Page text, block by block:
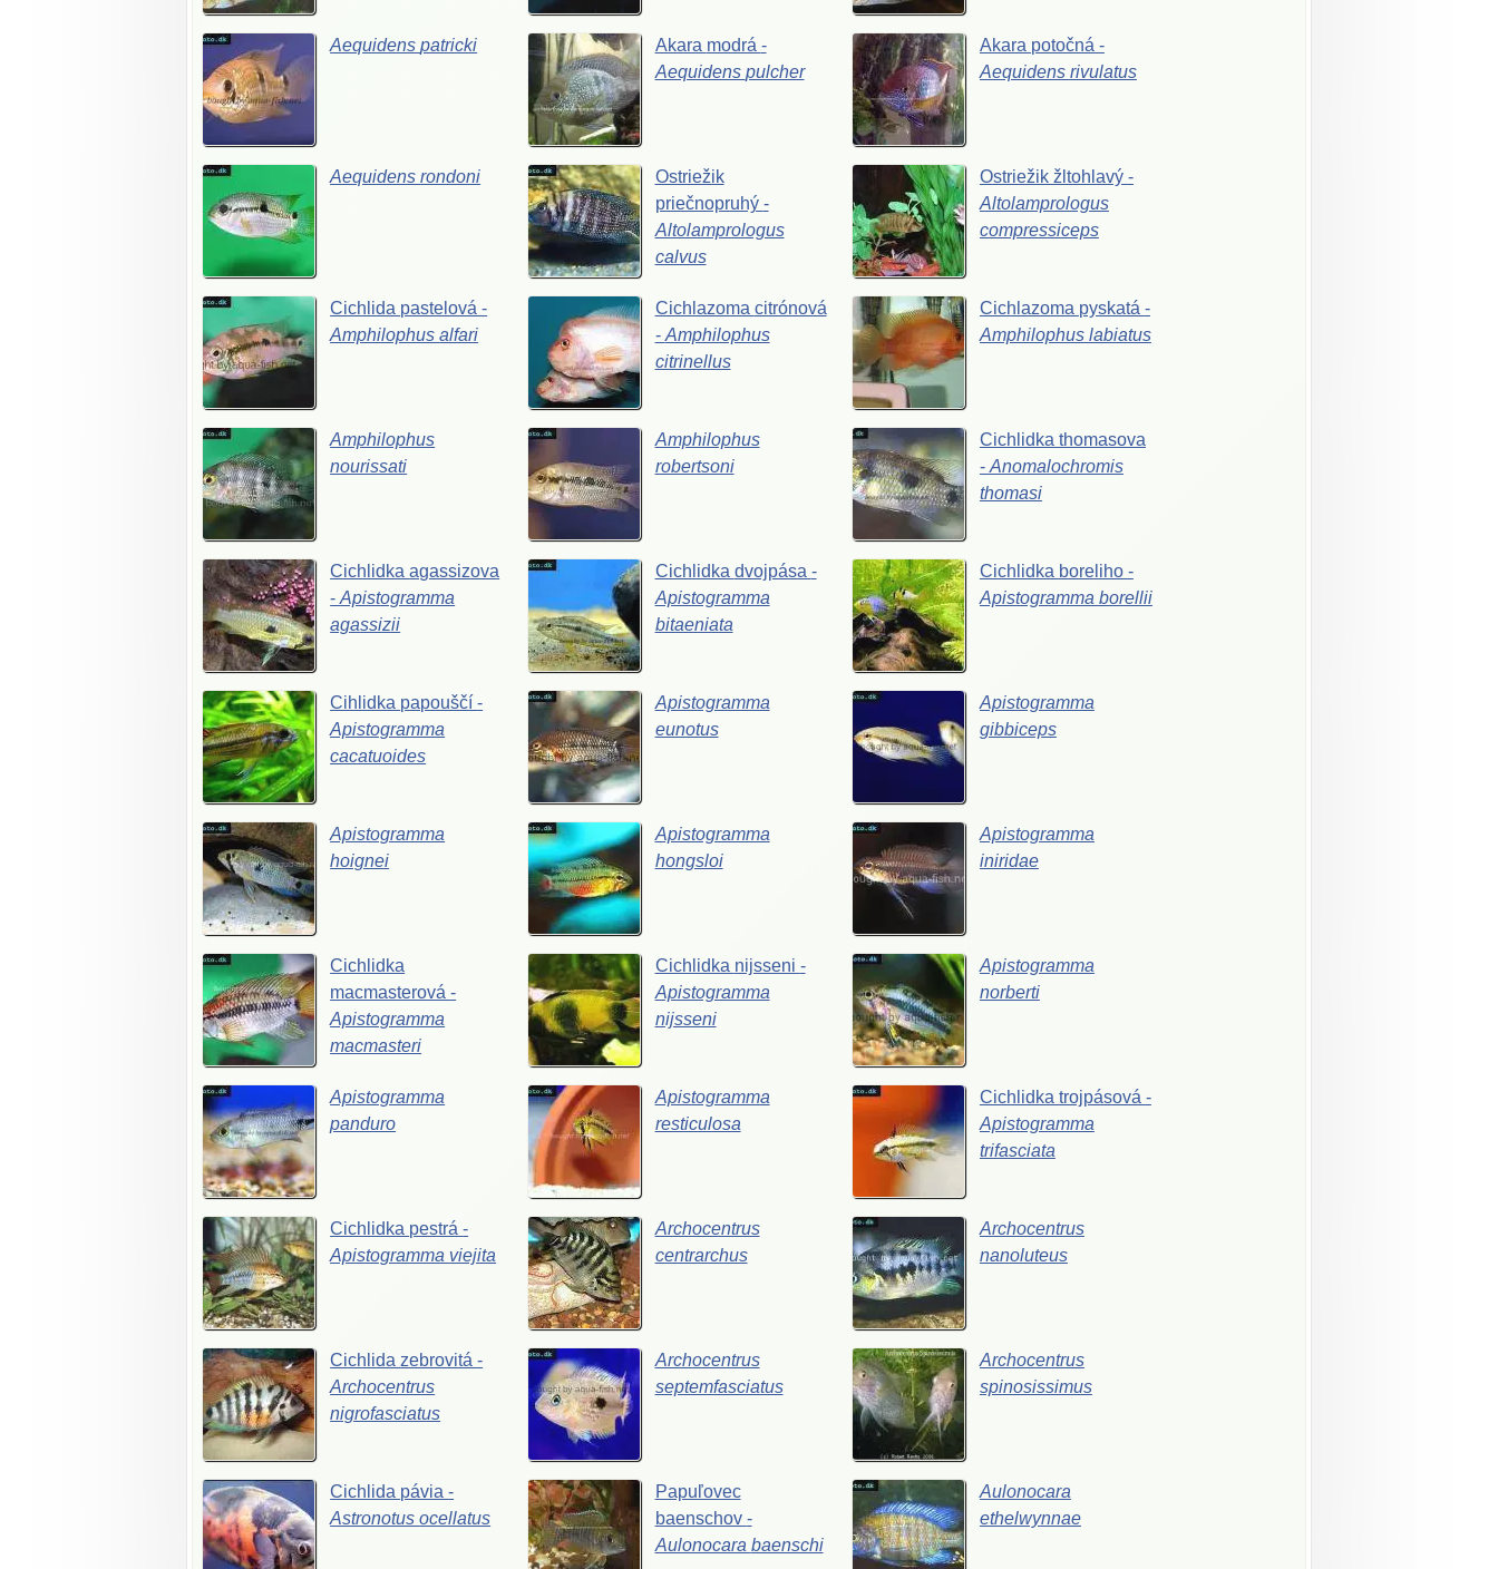
Aequidenspatricki Akara modrá -
Aequidens pulcher
Akara potočná -
Aequidens rivulatus
Aequidensrondoni
Ostriežik
priečnopruhý -
Altolamprologus
calvus
Ostriežik žltohlavý -
Altolamprologus
compressiceps
Cichlida pastelová-
Amphilophusalfari
Cichlazoma citrónová
- Amphilophus
citrinellus
Cichlazoma pyskatá -
Amphilophus labiatus
Amphilophus
nourissati
Amphilophus
robertsoni
Cichlidka thomasova
- Anomalochromis
thomasi
Cichlidkaagassizova
-Apistogramma
agassizii
Cichlidka dvojpása -
Apistogramma
bitaeniata
Cichlidka boreliho -
Apistogramma borellii
Cihlidka papouščí-
Apistogramma
cacatuoides
Apistogramma
eunotus
Apistogramma
gibbiceps
Apistogramma
hoignei
Apistogramma
hongsloi
Apistogramma
iniridae
Cichlidka
macmasterová-
Apistogramma
macmasteri
Cichlidka nijsseni -
Apistogramma
nijsseni
Apistogramma
norberti
Apistogramma
panduro
Apistogramma
resticulosa
Cichlidka trojpásová -
Apistogramma
trifasciata
Cichlidka pestrá-
Apistogramma viejita
Archocentrus
centrarchus
Archocentrus
nanoluteus
Cichlida zebrovitá-
Archocentrus
nigrofasciatus
Archocentrus
septemfasciatus
Archocentrus
spinosissimus
Cichlida pávia-
Astronotusocellatus
Papuľovec
baenschov -
Aulonocara baenschi
Aulonocara
ethelwynnae